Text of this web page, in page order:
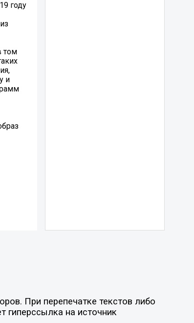
году
том
и
При перепечатке текстов либо
гиперссылка на источник